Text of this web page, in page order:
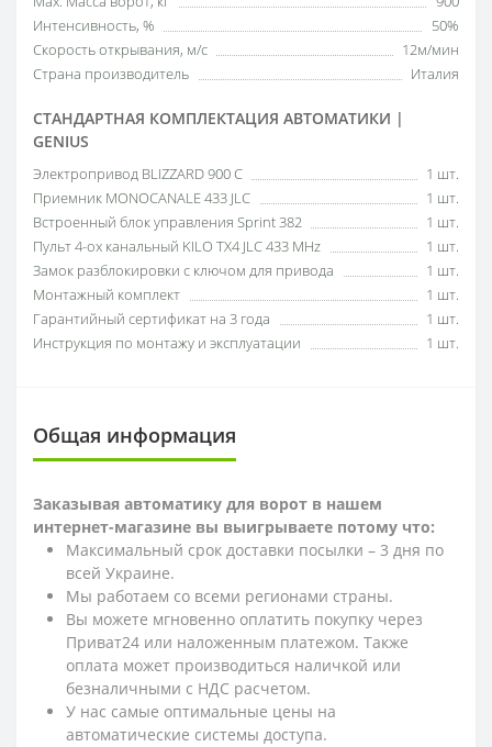
Интенсивность, %
50%
Скорость открывания, м/с
12м/мин
Страна производитель
Италия
СТАНДАРТНАЯ КОМПЛЕКТАЦИЯ АВТОМАТИКИ |
GENIUS
Электропривод BLIZZARD 900 C
1 шт.
Приемник MONOCANALE 433 JLC
1 шт.
Встроенный блок управления Sprint 382
1 шт.
Пульт 4-ох канальный KILO TX4 JLC 433 MHz
1 шт.
Замок разблокировки с ключом для привода
1 шт.
Монтажный комплект
1 шт.
Гарантийный сертификат на 3 года
1 шт.
Инструкция по монтажу и эксплуатации
1 шт.
Общая информация
Заказывая автоматику для ворот в нашем
интернет-магазине вы выигрываете потому что:
Максимальный срок доставки посылки – 3 дня по
всей Украине.
Мы работаем со всеми регионами страны.
Вы можете мгновенно оплатить покупку через
Приват24 или наложенным платежом. Также
оплата может производиться наличкой или
безналичными с НДС расчетом.
У нас самые оптимальные цены на
автоматические системы доступа.